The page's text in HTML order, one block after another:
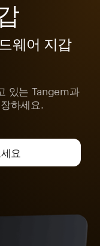
웨어 지갑
있는 Tangem과
하세요.
요